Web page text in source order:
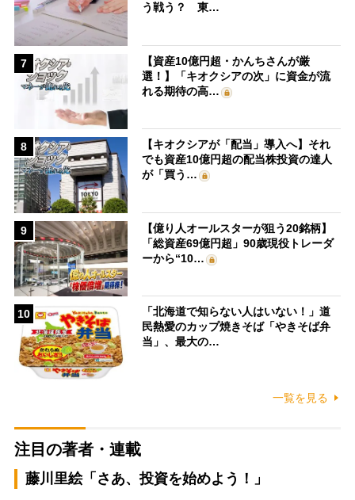
う戦う？ 東…
7
【資産10億円超・かんちさんが厳
選！】「キオクシアの次」に資金が流
れる期待の高…
8
【キオクシアが「配当」導入へ】それ
でも資産10億円超の配当株投資の達人
が「買う…
9
【億り人オールスターが狙う20銘柄】
「総資産69億円超」90歳現役トレーダ
ーから“10…
10
「北海道で知らない人はいない！」道
民熱愛のカップ焼きそば「やきそば弁
当」、最大の…
一覧を見る
注目の著者・連載
藤川里絵「さあ、投資を始めよう！」